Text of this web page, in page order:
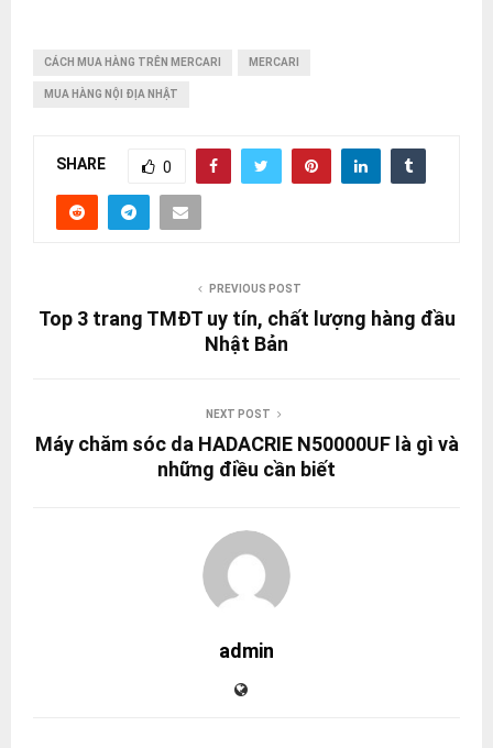
CÁCH MUA HÀNG TRÊN MERCARI MERCARI
MUA HÀNG NỘI ĐỊA NHẬT
SHARE 0
PREVIOUS POST
Top 3 trang TMĐT uy tín, chất lượng hàng đầu
Nhật Bản
NEXT POST
Máy chăm sóc da HADACRIE N50000UF là gì và
những điều cần biết
admin